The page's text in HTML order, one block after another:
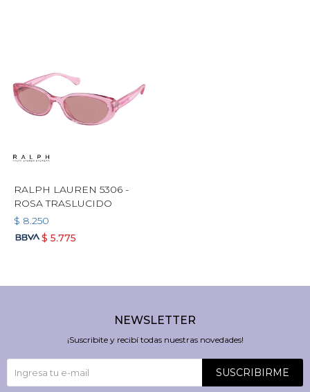
RALPH LAUREN 5306 -
ROSA TRASLUCIDO
$ 8.250
$ 5.775
NEWSLETTER
¡Suscribite y recibí todas nuestras novedades!
SUSCRIBIRME